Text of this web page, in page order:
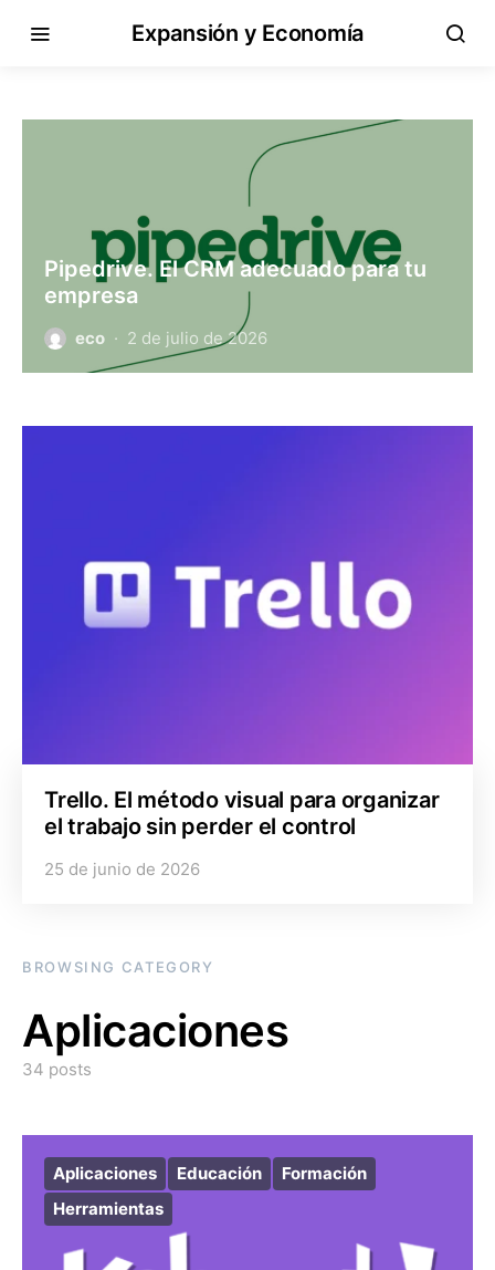
Expansión y Economía
Pipedrive. El CRM adecuado para tu
empresa
eco 2 de julio de 2026
Trello. El método visual para organizar
el trabajo sin perder el control
25 de junio de 2026
BROWSING CATEGORY
Aplicaciones
34 posts
Aplicaciones Educación
Formación
Herramientas